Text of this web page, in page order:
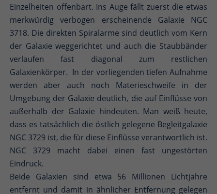
Einzelheiten offenbart. Ins Auge fällt zuerst die etwas
merkwürdig verbogen erscheinende Galaxie NGC
3718. Die direkten Spiralarme sind deutlich vom Kern
der Galaxie weggerichtet und auch die Staubbänder
verlaufen fast diagonal zum restlichen
Galaxienkörper. In der vorliegenden tiefen Aufnahme
werden aber auch noch Materieschweife in der
Umgebung der Galaxie deutlich, die auf Einflüsse von
außerhalb der Galaxie hindeuten. Man weiß heute,
dass es tatsächlich die östlich gelegene Begleitgalaxie
NGC 3729 ist, die für diese Einflüsse verantwortlich ist.
NGC 3729 macht dabei einen fast ungestörten
Eindruck.
Beide Galaxien sind etwa 56 Millionen Lichtjahre
entfernt und damit in ähnlicher Entfernung gelegen